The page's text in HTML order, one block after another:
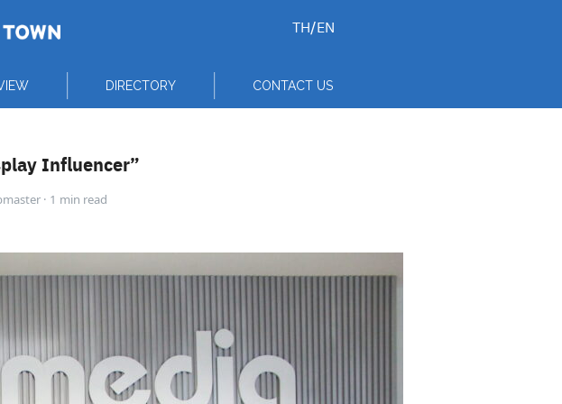
TH/EN
DIRECTORY CONTACT US
Influencer”
·